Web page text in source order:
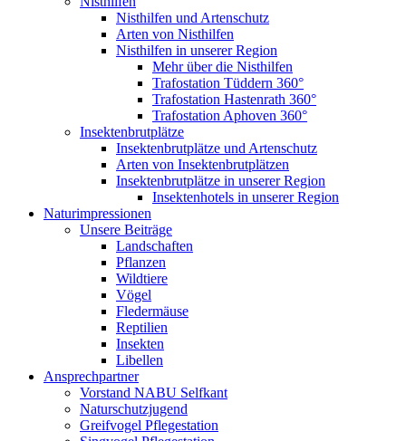
Nisthilfen und Artenschutz
Arten von Nisthilfen
Nisthilfen in unserer Region
Mehr über die Nisthilfen
Trafostation Tüddern 360°
Trafostation Hastenrath 360°
Trafostation Aphoven 360°
Insektenbrutplätze
Insektenbrutplätze und Artenschutz
Arten von Insektenbrutplätzen
Insektenbrutplätze in unserer Region
Insektenhotels in unserer Region
Naturimpressionen
Unsere Beiträge
Landschaften
Pflanzen
Wildtiere
Vögel
Fledermäuse
Reptilien
Insekten
Libellen
Ansprechpartner
Vorstand NABU Selfkant
Naturschutzjugend
Greifvogel Pflegestation